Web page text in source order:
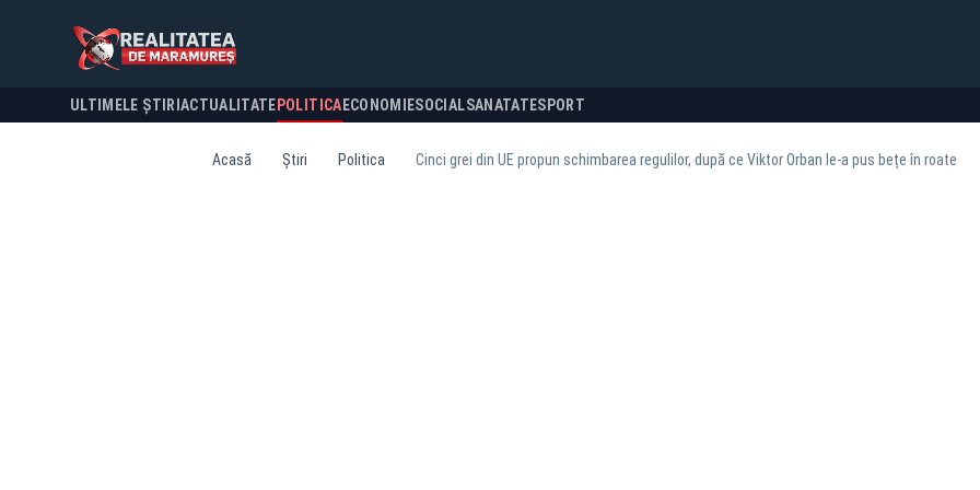
ULTIMELE ȘTIRI ACTUALITATE POLITICA ECONOMIESOCIALSANATATESPORT
Acasă Știri Politica Cinci grei din UE propun schimbarea regulilor, după ce Viktor Orban le-a pus bețe în roate